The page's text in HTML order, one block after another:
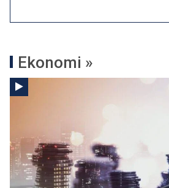
Ekonomi »